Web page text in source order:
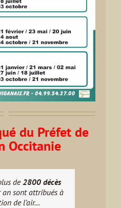
du Préfet de
Occitanie
de 2800 décès
sont attribués à
de l’air…